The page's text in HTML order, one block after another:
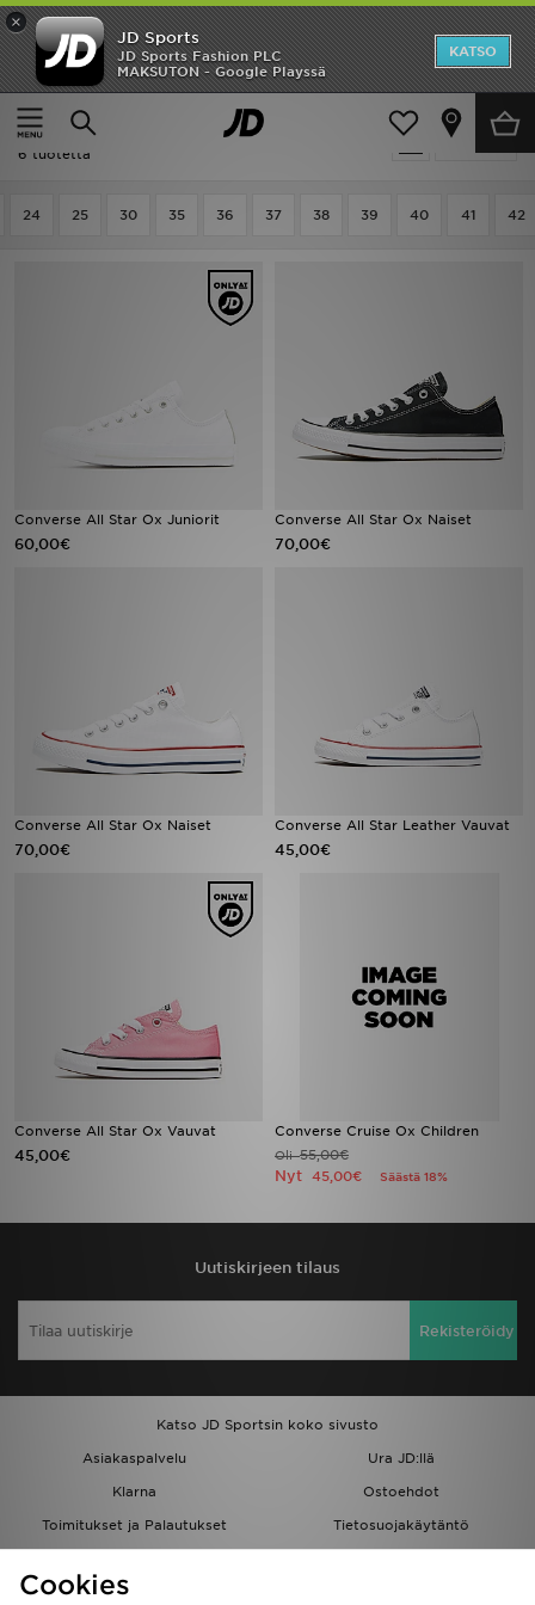
×
JD Sports
JD Sports Fashion PLC
MAKSUTON - Google Playssä
KATSO
Etusivu
Lapset
Suodata
Lapset - Converse All Star Ox
6 tuotetta
24 25 30 35 36 37 38 39 40 41 42
Converse All Star Ox Juniorit
60,00€
Converse All Star Ox Naiset
70,00€
Converse All Star Ox Naiset
70,00€
Converse All Star Leather Vauvat
45,00€
Converse All Star Ox Vauvat
45,00€
Converse Cruise Ox Children
Oli55,00€
Nyt 45,00€ Säästä 18%
Uutiskirjeen tilaus
Rekisteröidy
Katso JD Sportsin koko sivusto
Asiakaspalvelu
Ura JD:llä
Klarna
Ostoehdot
Toimitukset ja Palautukset
Tietosuojakäytäntö
Löydä myymälä
Etusivu
Ale
Uutuudet
Tuotemerkit
Minun viestini
Cookies